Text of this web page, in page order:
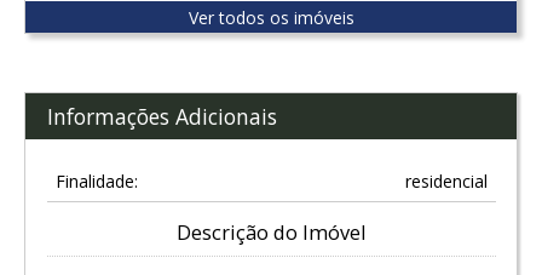
Ver todos os imóveis
Informações Adicionais
Finalidade: residencial
Descrição do Imóvel